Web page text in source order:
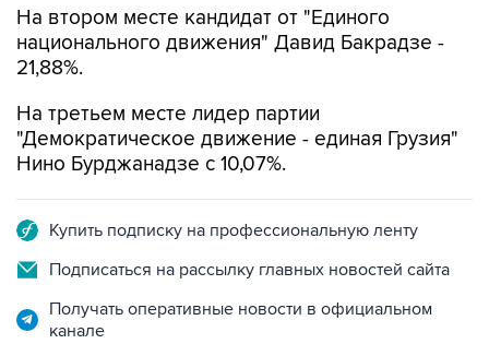
На втором месте кандидат от "Единого
национального движения" Давид Бакрадзе -
21,88%.
На третьем месте лидер партии
"Демократическое движение - единая Грузия"
Нино Бурджанадзе с 10,07%.
Купить подписку на профессиональную ленту
Подписаться на рассылку главных новостей сайта
Получать оперативные новости в официальном
канале